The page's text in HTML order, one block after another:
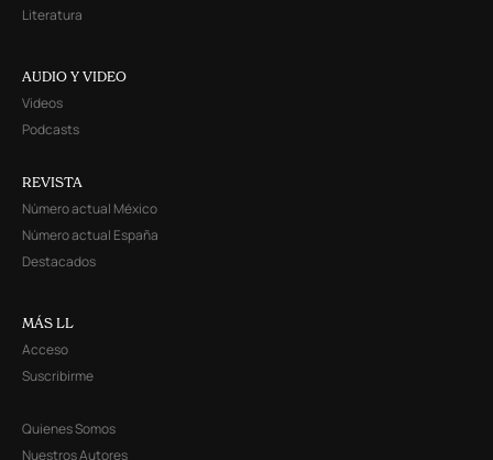
Literatura
AUDIO Y VIDEO
Videos
Podcasts
REVISTA
Número actual México
Número actual España
Destacados
MÁS LL
Acceso
Suscribirme
Quienes Somos
Nuestros Autores